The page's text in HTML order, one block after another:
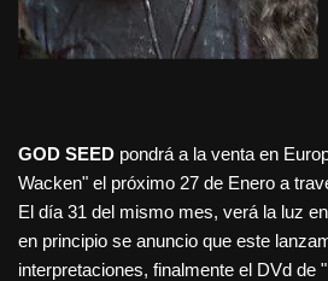
GOD SEED pondrá a la venta en
Wacken" el próximo 27 de Enero a
El día 31 del mismo mes, verá la luz
en principio se anuncio que este
interpretaciones, finalmente el DVd de